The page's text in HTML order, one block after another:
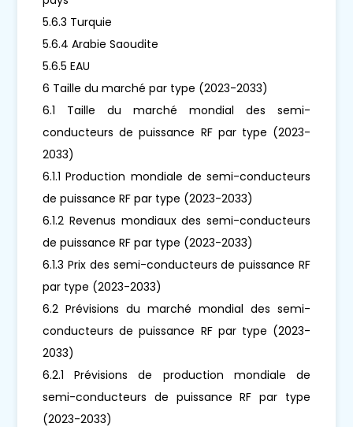
5.6.3 Turquie
5.6.4 Arabie Saoudite
5.6.5 EAU
6 Taille du marché par type (2023-2033)
6.1 Taille du marché mondial des semi-
conducteurs de puissance RF par type (2023-
2033)
6.1.1 Production mondiale de semi-conducteurs
de puissance RF par type (2023-2033)
6.1.2 Revenus mondiaux des semi-conducteurs
de puissance RF par type (2023-2033)
6.1.3 Prix des semi-conducteurs de puissance RF
par type (2023-2033)
6.2 Prévisions du marché mondial des semi-
conducteurs de puissance RF par type (2023-
2033)
6.2.1 Prévisions de production mondiale de
semi-conducteurs de puissance RF par type
(2023-2033)